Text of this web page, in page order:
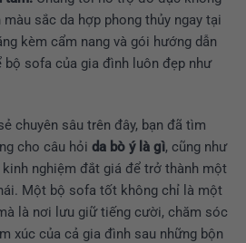
sắc da hợp phong thủy ngay tại
kèm cẩm nang và gói hướng dẫn
bộ sofa của gia đình luôn đẹp như
chuyên sâu trên đây, bạn đã tìm
cho câu hỏi da bò ý là gì, cũng như
nghiệm đắt giá để trở thành một
Một bộ sofa tốt không chỉ là một
là nơi lưu giữ tiếng cười, chăm sóc
xúc của cả gia đình sau những bộn